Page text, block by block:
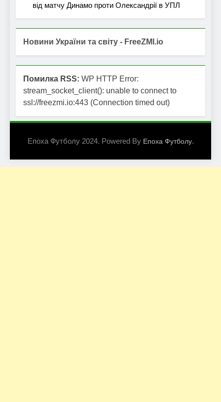
від матчу Динамо проти Олександрії в УПЛ
Новини України та світу - FreeZMI.io
Помилка RSS: WP HTTP Error:
stream_socket_client(): unable to connect to
ssl://freezmi.io:443 (Connection timed out)
Епоха Футболу 2024. Powered By Епоха Футболу.